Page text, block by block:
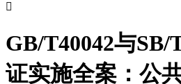

GB/T40042与SB/
证实施全案：公